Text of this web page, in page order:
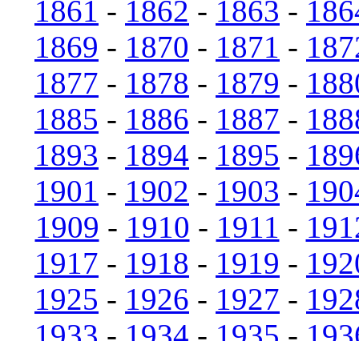
1861 - 1862 - 1863 -
1869 - 1870 - 1871 -
1877 - 1878 - 1879 -
1885 - 1886 - 1887 -
1893 - 1894 - 1895 -
1901 - 1902 - 1903 -
1909 - 1910 - 1911 -
1917 - 1918 - 1919 -
1925 - 1926 - 1927 -